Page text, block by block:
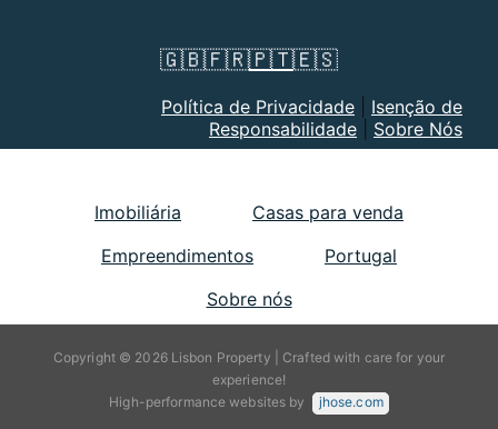
🇬🇧🇫🇷🇵🇹🇪🇸
Política de Privacidade
Isenção de
Responsabilidade
Sobre Nós
Imobiliária
Casas para venda
Empreendimentos
Portugal
Sobre nós
Copyright © 2026 Lisbon Property | Crafted with care for your
experience!
High-performance websites by
jhose.com